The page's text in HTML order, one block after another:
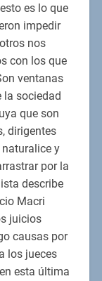
es lo que
impedir
nos
con los que
ventanas
la sociedad
que son
dirigentes
y
por la
describe
Macri
juicios
causas por
los jueces
esta última